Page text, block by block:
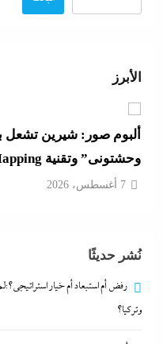
الأبرز
7 أغسطس، 2026
بعد واقعة عاملة محل
بين نقابتى الصحفيين
7 أغسطس، 2026
كلمات الأغانى وردود الفعل
7 أغسطس، 2026
نُشر حديثًا
رفض أم استبعاد أم خيار
وتركيا؟